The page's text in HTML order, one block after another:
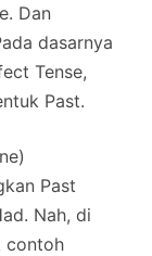
Dan
dasarnya
Tense,
Past.
Past
Nah, di
contoh